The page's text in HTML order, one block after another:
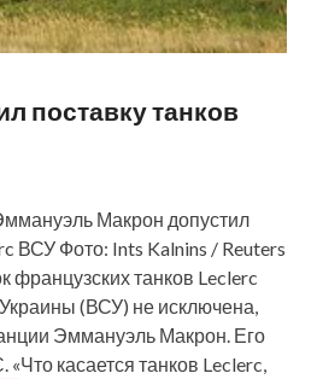
поставку танков
Макрон допустил
ВСУ Фото: Ints Kalnins / Reuters
французских танков Leclerc
(ВСУ) не исключена,
Эммануэль Макрон. Его
касается танков Leclerc,